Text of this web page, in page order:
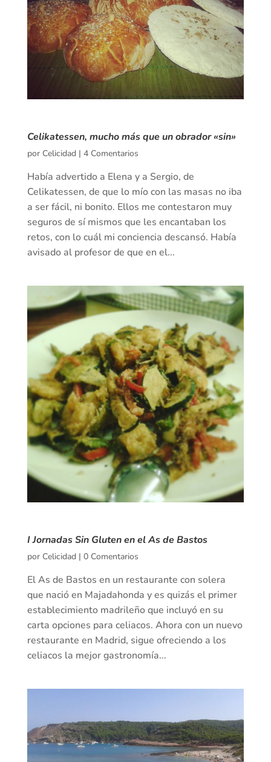
Celikatessen, mucho más que un obrador «sin»
por Celicidad| 4 Comentarios
Había advertido a Elena y a Sergio, de
Celikatessen, de que lo mío con las masas no iba
a ser fácil, ni bonito. Ellos me contestaron muy
seguros de sí mismos que les encantaban los
retos, con lo cuál mi conciencia descansó. Había
avisado al profesor de que en el...
I Jornadas Sin Gluten en el As de Bastos
por Celicidad| 0 Comentarios
El As de Bastos en un restaurante con solera
que nació en Majadahonda y es quizás el primer
establecimiento madrileño que incluyó en su
carta opciones para celiacos. Ahora con un nuevo
restaurante en Madrid, sigue ofreciendo a los
celiacos la mejor gastronomía...